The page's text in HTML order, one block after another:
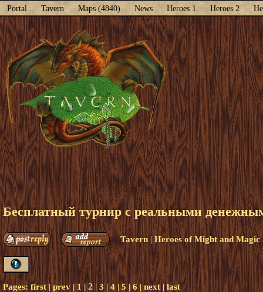
Portal Tavern Maps (4840) News Heroes 1 Heroes 2
Бесплатный турнир с реальными
Tavern | Heroes of Might and Magic
Pages: first| prev |1|2| 3 |4|5| 6|next | last